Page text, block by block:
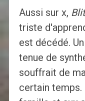
Aussi sur x,
triste
est décédé.
tenue de
souffrait de
certain temps.